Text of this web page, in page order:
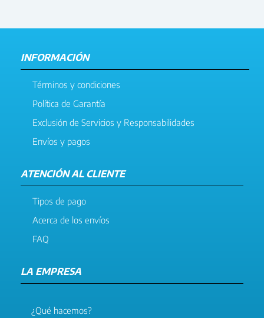
INFORMACIÓN
Términos y condiciones
Política de Garantía
Exclusión de Servicios y Responsabilidades
Envíos y pagos
ATENCIÓN AL CLIENTE
Tipos de pago
Acerca de los envíos
FAQ
LA EMPRESA
¿Qué hacemos?